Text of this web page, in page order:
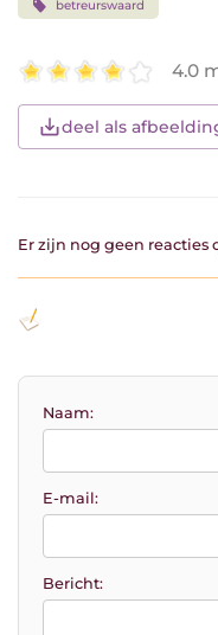
betreurswaard
4.0
deel als
Er zijn nog geen reacties
Naam:
E-mail:
Bericht: